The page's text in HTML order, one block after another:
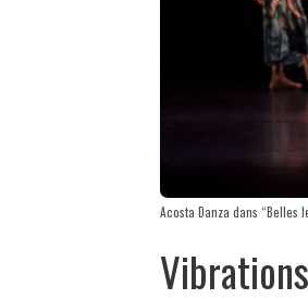
Acosta Danza dans “Belles